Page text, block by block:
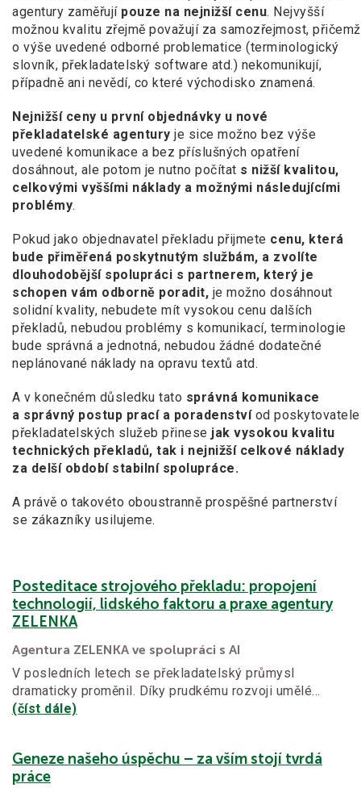
agentury zaměřují pouze na nejnižší cenu. Nejvyšší
možnou kvalitu zřejmě považují za samozřejmost, přičemž
o výše uvedené odborné problematice (terminologický
slovník, překladatelský software atd.) nekomunikují,
případně ani nevědí, co které východisko znamená.
Nejnižší ceny u první objednávky u nové
překladatelské agentury je sice možno bez výše
uvedené komunikace a bez příslušných opatření
dosáhnout, ale potom je nutno počítat s nižší kvalitou,
celkovými vyššími náklady a možnými následujícími
problémy.
Pokud jako objednavatel překladu přijmete cenu, která
bude přiměřená poskytnutým službám, a zvolíte
dlouhodobější spolupráci s partnerem, který je
schopen vám odborně poradit, je možno dosáhnout
solidní kvality, nebudete mít vysokou cenu dalších
překladů, nebudou problémy s komunikací, terminologie
bude správná a jednotná, nebudou žádné dodatečné
neplánované náklady na opravu textů atd.
A v konečném důsledku tato správná komunikace
a správný postup prací a poradenství od poskytovatele
překladatelských služeb přinese jak vysokou kvalitu
technických překladů, tak i nejnižší celkové náklady
za delší období stabilní spolupráce.
A právě o takovéto oboustranně prospěšné partnerství
se zákazníky usilujeme.
Posteditace strojového překladu: propojení
technologií, lidského faktoru a praxe agentury
ZELENKA
Agentura ZELENKA ve spolupráci s AI
V posledních letech se překladatelský průmysl
dramaticky proměnil. Díky prudkému rozvoji umělé…
(číst dále)
Geneze našeho úspěchu – za vším stojí tvrdá
práce